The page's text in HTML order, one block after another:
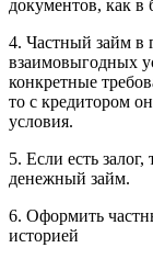
документов, как в
4. Частный займ в
взаимовыгодных
конкретные
то с кредитором
условия.
5. Если есть
денежный займ.
6. Оформить
историей